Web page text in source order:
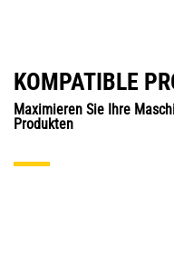
KOMPATIBLE
Maximieren Sie Ihre
Produkten